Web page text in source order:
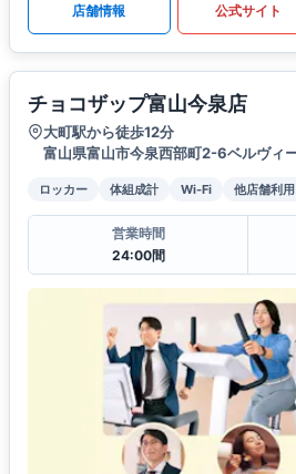
店舗情報 公式サイト
チョコザップ富山今泉店
大町駅から徒歩12分
富山県富山市今泉西部町2-6ベルヴィ
ロッカー 体組成計 Wi-Fi 他店舗利用
営業時間
24:00間